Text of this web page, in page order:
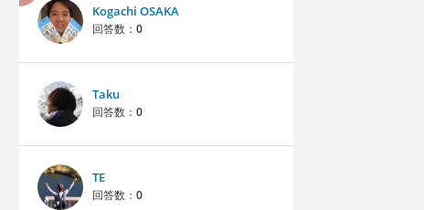
Kogachi OSAKA
回答数： 0
Taku
回答数： 0
TE
回答数： 0